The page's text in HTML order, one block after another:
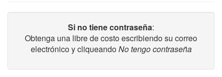
Si no tiene contraseña:
Obtenga una libre de costo escribiendo su correo
electrónico y cliqueando No tengo contraseña